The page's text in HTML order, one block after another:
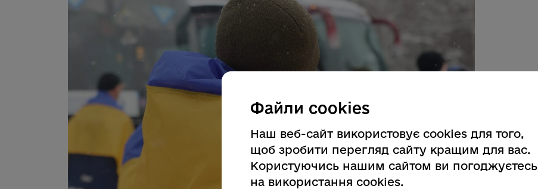
Файли cookies
Наш веб-сайт використовує cookies для того,
щоб зробити перегляд сайту кращим для вас.
Користуючись нашим сайтом ви погоджуєтесь
на використання cookies.